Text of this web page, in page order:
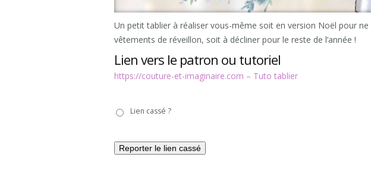
Un petit tablier à réaliser vous-même soit en version Noël pour ne
vêtements de réveillon, soit à décliner pour le reste de l’année !
Lien vers le patron ou tutoriel
https://couture-et-imaginaire.com – Tuto tablier
casséLien cassé ?